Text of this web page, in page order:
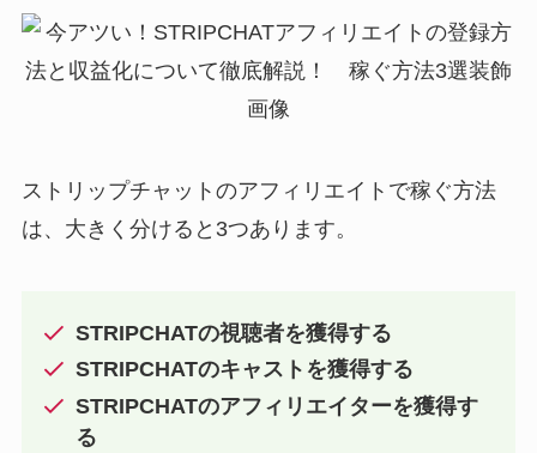
ストリップチャットのアフィリエイトで稼ぐ方法
は、大きく分けると3つあります。
STRIPCHATの視聴者を獲得する
STRIPCHATのキャストを獲得する
STRIPCHATのアフィリエイターを獲得す
る